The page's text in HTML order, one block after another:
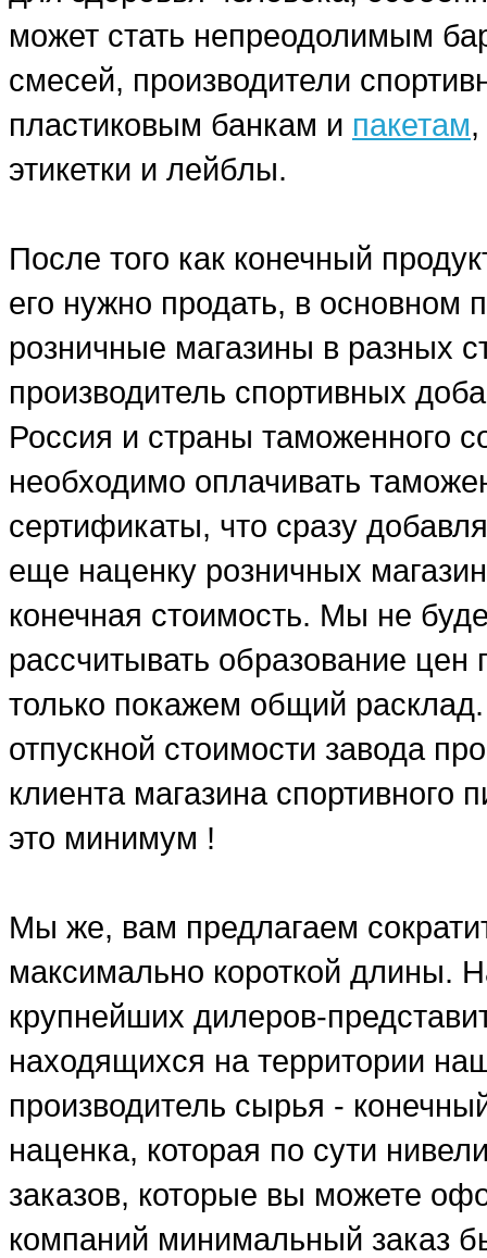
может стать непреодолимым
смесей, производители
пластиковым банкам и пакетам
этикетки и лейблы.
После того как конечный
его нужно продать, в основном
розничные магазины в разных
производитель спортивных
Россия и страны таможенного
необходимо оплачивать
сертификаты, что сразу
еще наценку розничных
конечная стоимость. Мы не
рассчитывать образование
только покажем общий
отпускной стоимости завода
клиента магазина спортивного
это минимум !
Мы же, вам предлагаем
максимально короткой длины.
крупнейших дилеров-
находящихся на территории
производитель сырья -
наценка, которая по сути
заказов, которые вы можете
компаний минимальный заказ